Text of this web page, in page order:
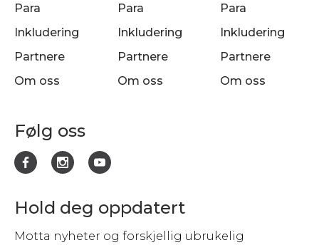
Para
Inkludering
Partnere
Om oss
Para
Inkludering
Partnere
Om oss
Para
Inkludering
Partnere
Om oss
Følg oss
Hold deg oppdatert
Motta nyheter og forskjellig ubrukelig